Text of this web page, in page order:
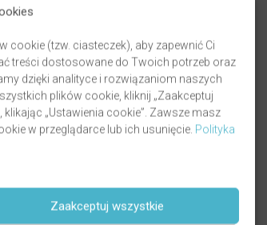
cookie (tzw. ciasteczek), aby zapewnić Ci
treści dostosowane do Twoich potrzeb oraz
dzięki analityce i rozwiązaniom naszych
plików cookie, kliknij „Zaakceptuj
„Ustawienia cookie”. Zawsze masz
w przeglądarce lub ich usunięcie. Polityka
Zaakceptuj wszystkie